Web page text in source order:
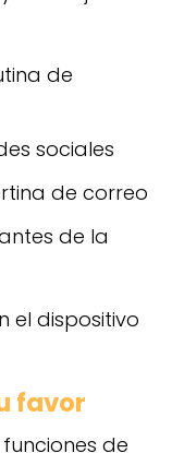
de
sociales
de correo
antes de la
el dispositivo
favor
de